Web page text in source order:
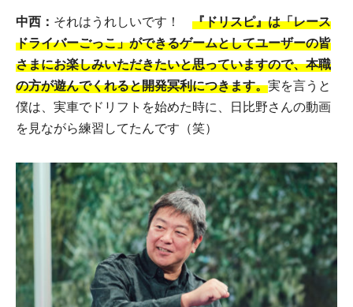
中西： それはうれしいです！
『ドリスピ』は「レース
ドライバーごっこ」ができるゲームとしてユーザーの皆
さまにお楽しみいただきたいと思っていますので、本職
の方が遊んでくれると開発冥利につきます。実を言うと
僕は、実車でドリフトを始めた時に、日比野さんの動画
を見ながら練習してたんです（笑）